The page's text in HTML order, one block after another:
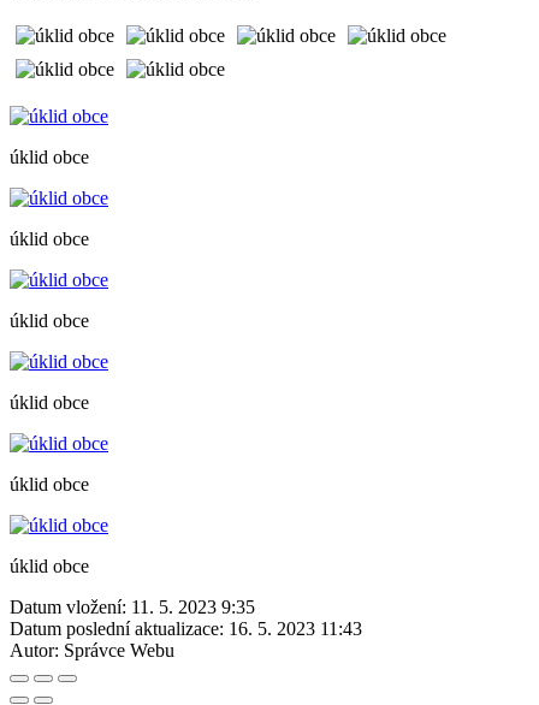
úklid obce
úklid obce
úklid obce
úklid obce
úklid obce
úklid obce
Datum vložení: 11. 5. 2023 9:35
Datum poslední aktualizace: 16. 5. 2023 11:43
Autor: Správce Webu